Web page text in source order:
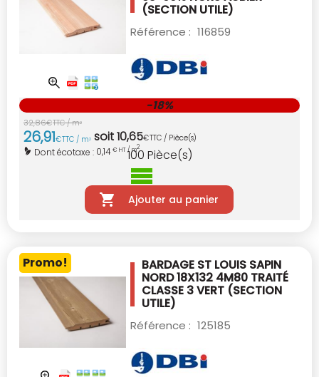
(SECTION UTILE)
Référence : 116859
32,86€TTC / m2
26,91€TTC / m2 soit10,65€TTC / Pièce(s)
Dont écotaxe : 0,14€ HT / m2
-18%
100 Pièce(s)
Ajouter au panier
Promo! BARDAGE ST LOUIS SAPIN
NORD 18X132 4M80 TRAITÉ
CLASSE 3 VERT (SECTION
UTILE)
Référence : 125185